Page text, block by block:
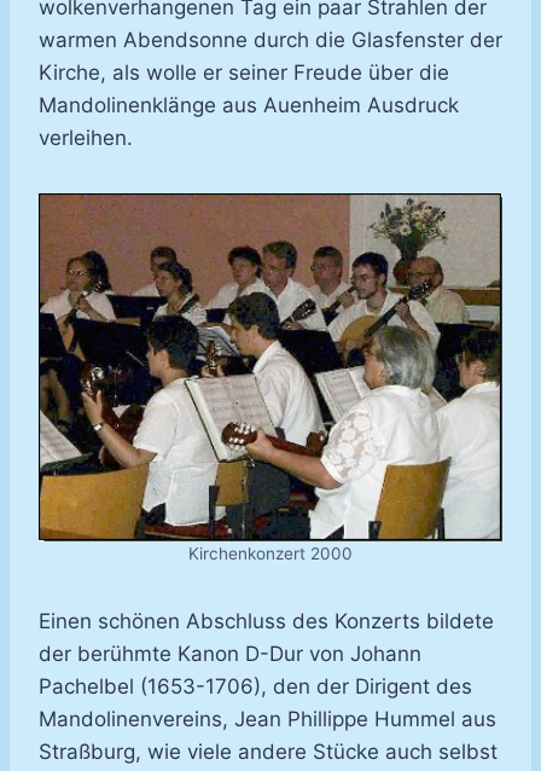
wolkenverhangenen Tag ein paar Strahlen der
warmen Abendsonne durch die Glasfenster der
Kirche, als wolle er seiner Freude über die
Mandolinenklänge aus Auenheim Ausdruck
verleihen.
Kirchenkonzert 2000
Einen schönen Abschluss des Konzerts bildete
der berühmte Kanon D-Dur von Johann
Pachelbel (1653-1706), den der Dirigent des
Mandolinenvereins, Jean Phillippe Hummel aus
Straßburg, wie viele andere Stücke auch selbst